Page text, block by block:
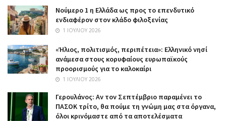
Nούμερο 1 η Ελλάδα ως προς το επενδυτικό
ενδιαφέρον στον κλάδο φιλοξενίας
1 ΙΟΥΛΊΟΥ 2026
«Ήλιος, πολιτισμός, περιπέτεια»: Ελληνικό νησί
ανάμεσα στους κορυφαίους ευρωπαϊκούς
προορισμούς για το καλοκαίρι
1 ΙΟΥΛΊΟΥ 2026
Γερουλάνος: Αν τον Σεπτέμβριο παραμένει το
ΠΑΣΟΚ τρίτο, θα πούμε τη γνώμη μας στα όργανα,
όλοι κρινόμαστε από τα αποτελέσματα